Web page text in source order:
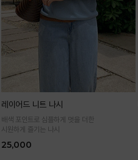
레이어드 니트 나시
배색 포인트로 심플하게 멋을 더한
시원하게 즐기는 나시
25,000